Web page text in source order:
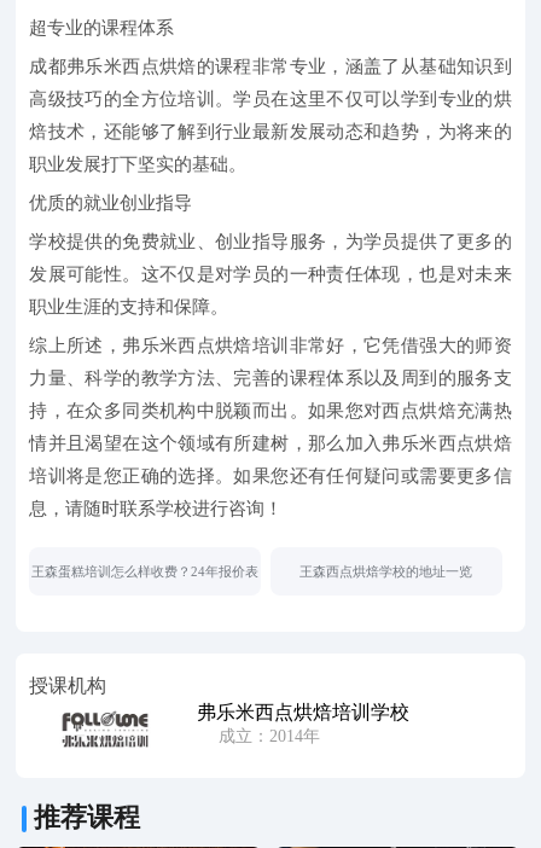
超专业的课程体系
成都弗乐米西点烘焙的课程非常专业，涵盖了从基础知识到
高级技巧的全方位培训。学员在这里不仅可以学到专业的烘
焙技术，还能够了解到行业最新发展动态和趋势，为将来的
职业发展打下坚实的基础。
优质的就业创业指导
学校提供的免费就业、创业指导服务，为学员提供了更多的
发展可能性。这不仅是对学员的一种责任体现，也是对未来
职业生涯的支持和保障。
综上所述，弗乐米西点烘焙培训非常好，它凭借强大的师资
力量、科学的教学方法、完善的课程体系以及周到的服务支
持，在众多同类机构中脱颖而出。如果您对西点烘焙充满热
情并且渴望在这个领域有所建树，那么加入弗乐米西点烘焙
培训将是您正确的选择。如果您还有任何疑问或需要更多信
息，请随时联系学校进行咨询！
王森蛋糕培训怎么样收费？24年报价表 王森西点烘焙学校的地址一览
授课机构
弗乐米西点烘焙培训学校
成立：2014年
推荐课程